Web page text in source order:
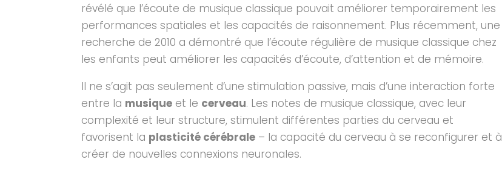
révélé que l’écoute de musique classique pouvait améliorer temporairement les
performances spatiales et les capacités de raisonnement. Plus récemment, une
recherche de 2010 a démontré que l’écoute régulière de musique classique chez
les enfants peut améliorer les capacités d’écoute, d’attention et de mémoire.
Il ne s’agit pas seulement d’une stimulation passive, mais d’une interaction forte
entre la musique et le cerveau. Les notes de musique classique, avec leur
complexité et leur structure, stimulent différentes parties du cerveau et
favorisent la plasticité cérébrale – la capacité du cerveau à se reconfigurer et à
créer de nouvelles connexions neuronales.